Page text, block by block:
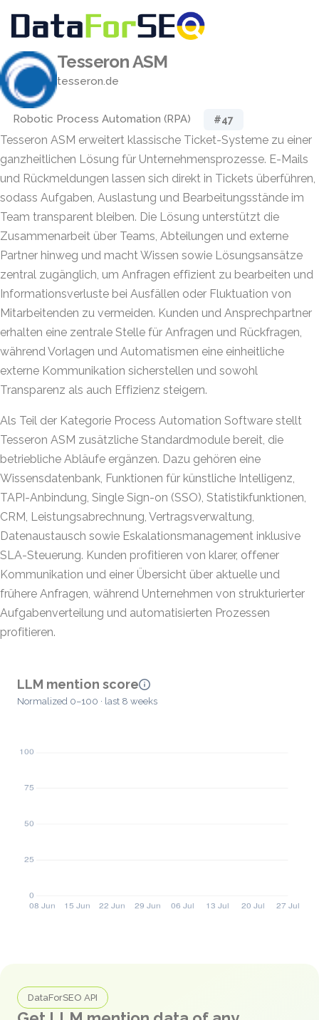
Tesseron ASM
tesseron.de
Robotic Process Automation (RPA) #47
Tesseron ASM erweitert klassische Ticket-Systeme zu einer
ganzheitlichen Lösung für Unternehmensprozesse. E-Mails
und Rückmeldungen lassen sich direkt in Tickets überführen,
sodass Aufgaben, Auslastung und Bearbeitungsstände im
Team transparent bleiben. Die Lösung unterstützt die
Zusammenarbeit über Teams, Abteilungen und externe
Partner hinweg und macht Wissen sowie Lösungsansätze
zentral zugänglich, um Anfragen effizient zu bearbeiten und
Informationsverluste bei Ausfällen oder Fluktuation von
Mitarbeitenden zu vermeiden. Kunden und Ansprechpartner
erhalten eine zentrale Stelle für Anfragen und Rückfragen,
während Vorlagen und Automatismen eine einheitliche
externe Kommunikation sicherstellen und sowohl
Transparenz als auch Effizienz steigern.
Als Teil der Kategorie Process Automation Software stellt
Tesseron ASM zusätzliche Standardmodule bereit, die
betriebliche Abläufe ergänzen. Dazu gehören eine
Wissensdatenbank, Funktionen für künstliche Intelligenz,
TAPI-Anbindung, Single Sign-on (SSO), Statistikfunktionen,
CRM, Leistungsabrechnung, Vertragsverwaltung,
Datenaustausch sowie Eskalationsmanagement inklusive
SLA-Steuerung. Kunden profitieren von klarer, offener
Kommunikation und einer Übersicht über aktuelle und
frühere Anfragen, während Unternehmen von strukturierter
Aufgabenverteilung und automatisierten Prozessen
profitieren.
LLM mention score
Normalized 0–100 · last 8 weeks
DataForSEO API